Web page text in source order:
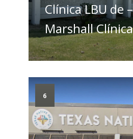
Clínica LBU de
Marshall
6